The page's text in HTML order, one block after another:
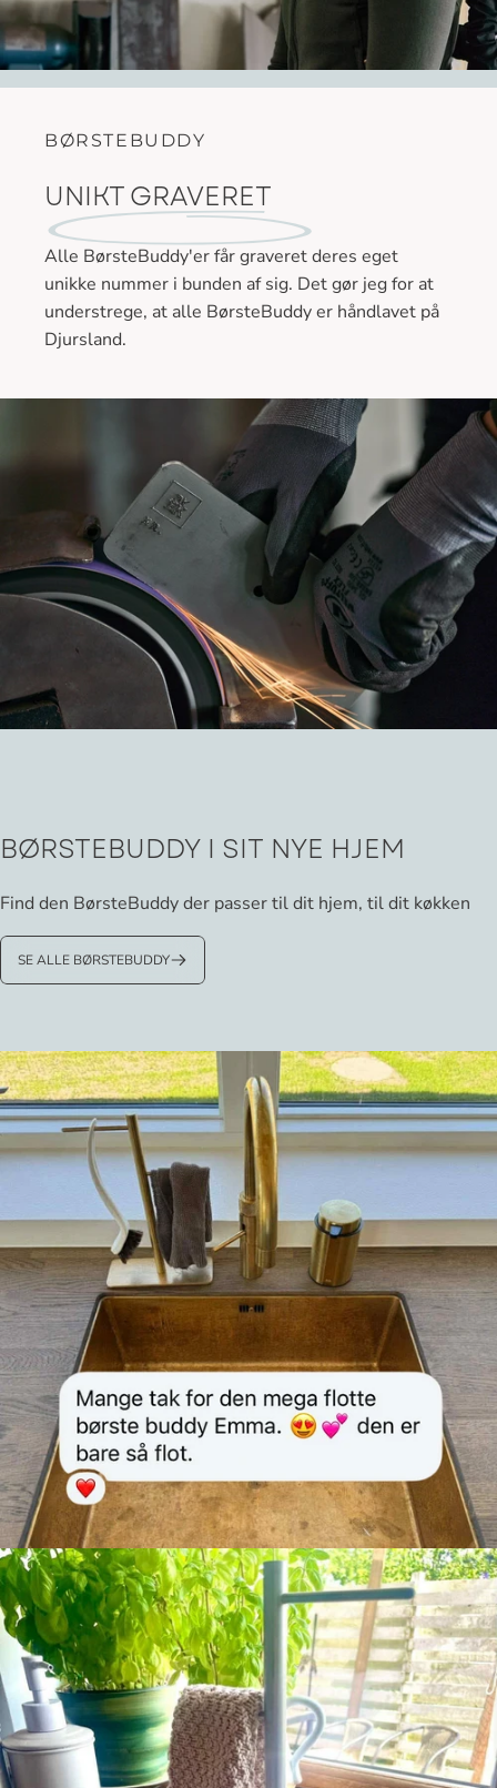
BØRSTEBUDDY
UNIKT GRAVERET
Alle BørsteBuddy'er får graveret deres eget
unikke nummer i bunden af sig. Det gør jeg for at
understrege, at alle BørsteBuddy er håndlavet på
Djursland.
BØRSTEBUDDY I SIT NYE HJEM
Find den BørsteBuddy der passer til dit hjem, til dit køkken
SE ALLE BØRSTEBUDDY